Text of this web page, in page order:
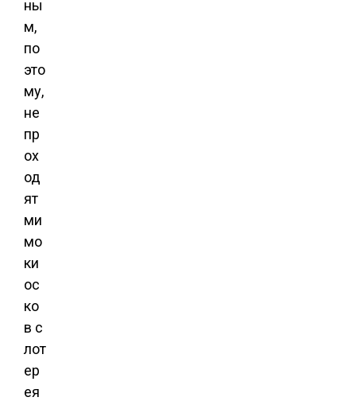
ны
м,
по
это
му,
не
пр
ох
од
ят
ми
мо
ки
ос
ко
в с
лот
ер
ея